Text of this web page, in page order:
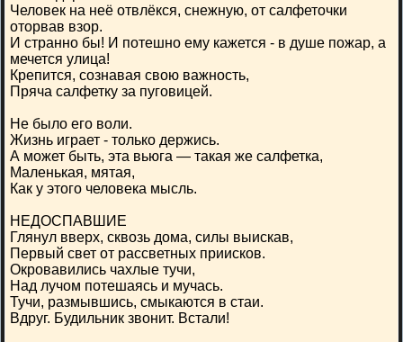
Человек на неё отвлёкся, снежную, от салфеточки
оторвав взор.
И странно бы! И потешно ему кажется - в душе пожар, а
мечется улица!
Крепится, сознавая свою важность,
Пряча салфетку за пуговицей.
Не было его воли.
Жизнь играет - только держись.
А может быть, эта вьюга — такая же салфетка,
Маленькая, мятая,
Как у этого человека мысль.
НЕДОСПАВШИЕ
Глянул вверх, сквозь дома, силы выискав,
Первый свет от рассветных приисков.
Окровавились чахлые тучи,
Над лучом потешаясь и мучась.
Тучи, размывшись, смыкаются в стаи.
Вдруг. Будильник звонит. Встали!